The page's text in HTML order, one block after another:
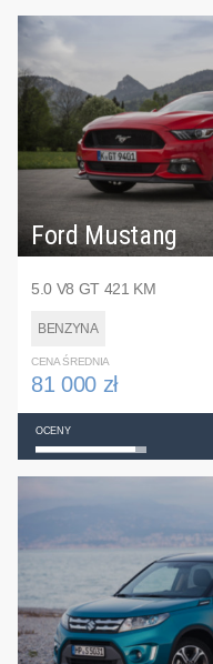
Ford Mustang
5.0 V8 GT 421 KM
BENZYNA
CENA ŚREDNIA
81 000 zł
OCENY